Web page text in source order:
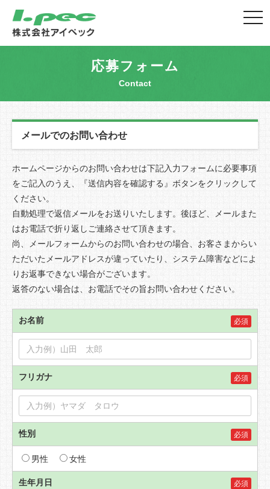
応募フォーム
Contact
メールでのお問い合わせ
ホームページからのお問い合わせは下記入力フォームに必要事項
をご記入のうえ、『送信内容を確認する』ボタンをクリックして
ください。
自動処理で返信メールをお送りいたします。後ほど、メールまた
はお電話で折り返しご連絡させて頂きます。
尚、メールフォームからのお問い合わせの場合、お客さまからい
ただいたメールアドレスが違っていたり、システム障害などによ
りお返事できない場合がございます。
返答のない場合は、お電話でその旨お問い合わせください。
お名前 必須
フリガナ 必須
性別 必須
男性 女性
生年月日 必須